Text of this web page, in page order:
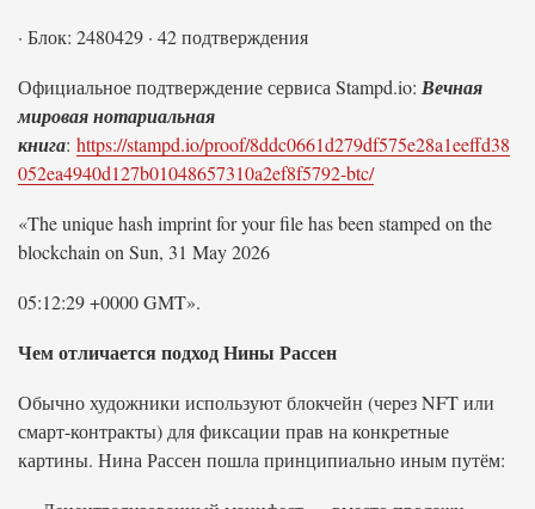
· Блок: 2480429 · 42 подтверждения
Официальное подтверждение сервиса Stampd.io: Вечная
мировая нотариальная
книга: https://stampd.io/proof/8ddc0661d279df575e28a1eeffd38
052ea4940d127b01048657310a2ef8f5792-btc/
«The unique hash imprint for your file has been stamped on the
blockchain on Sun, 31 May 2026
05:12:29 +0000 GMT».
Чем отличается подход Нины Рассен
Обычно художники используют блокчейн (через NFT или
смарт-контракты) для фиксации прав на конкретные
картины. Нина Рассен пошла принципиально иным путём: